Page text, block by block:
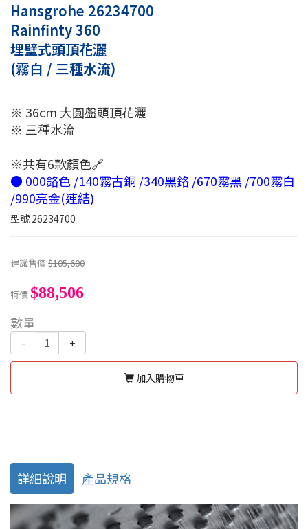
Hansgrohe 26234700
Rainfinty 360
埋壁式頭頂花灑
(霧白 / 三種水流)
※ 36cm 大圓盤頭頂花灑
※ 三種水流
※共有6款顏色🔗
● 000鉻色 /140霧古銅 /340黑鉻 /670霧黑 /700霧白
/990亮金(連結)
型號26234700
建議售價$105,600
特價$88,506
數量
- +
加入購物車
詳細說明 產品規格